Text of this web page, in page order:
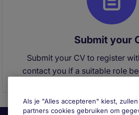
Submit your
Submit your CV to register
contact you if a suitable role
Als je "Alles accepteren" kiest,
partners cookies gebruiken om